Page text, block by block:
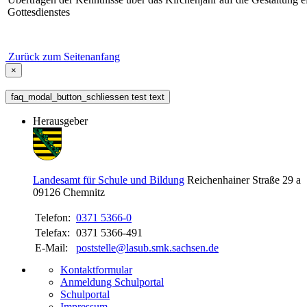
Gottesdienstes
Zurück zum Seitenanfang
×
faq_modal_button_schliessen test text
Herausgeber
Landesamt für Schule und Bildung Reichenhainer Straße 29 a
09126 Chemnitz
Telefon: 0371 5366-0
Telefax: 0371 5366-491
E-Mail:
poststelle@lasub.smk.sachsen.de
Kontaktformular
Anmeldung Schulportal
Schulportal